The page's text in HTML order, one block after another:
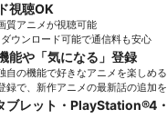
視聴OK
質アニメが視聴可能
ウンロード可能で通信料も安心
能や「気になる」登録
自の機能で好きなアニメを楽しめる
録で、新作アニメの最新話の追加
ブレット・PlayStation®4